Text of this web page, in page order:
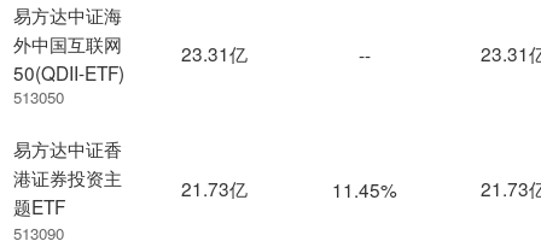
易方达中证海
外中国互联网
50(QDII-ETF)
513050
易方达中证香
港证券投资主
题ETF
513090
23.31亿 -- 23.31
21.73亿 11.45% 21.73